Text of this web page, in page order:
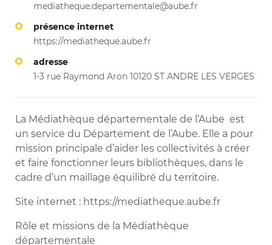
mediatheque.departementale@aube.fr
présence internet
https://mediatheque.aube.fr
adresse
1-3 rue Raymond Aron 10120 ST ANDRE LES VERGES
La Médiathèque départementale de l’Aube est
un service du Département de l’Aube. Elle a pour
mission principale d’aider les collectivités à créer
et faire fonctionner leurs bibliothèques, dans le
cadre d’un maillage équilibré du territoire.
Site internet : https://mediatheque.aube.fr
Rôle et missions de la Médiathèque
départementale